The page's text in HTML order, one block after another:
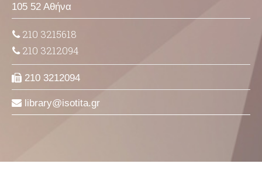
105 52 Αθήνα
210 3215618
210 3212094
210 3212094
library isotita gr